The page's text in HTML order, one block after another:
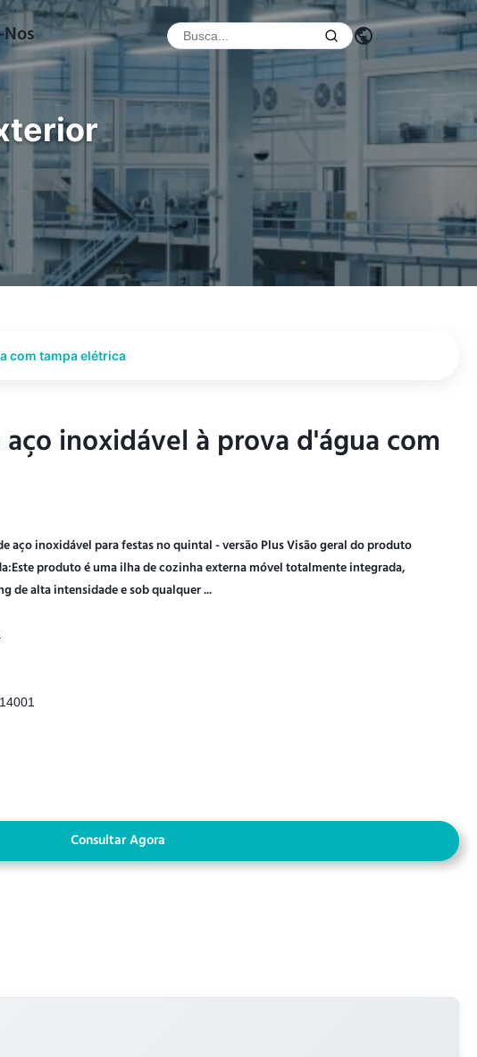
com tampa elétrica
inoxidável à prova d'água com
inoxidável à prova d'água com
aço inoxidável para festas no quintal - versão Plus Visão geral do produto
produto é uma ilha de cozinha externa móvel totalmente integrada,
de alta intensidade e sob qualquer ...
Consultar Agora